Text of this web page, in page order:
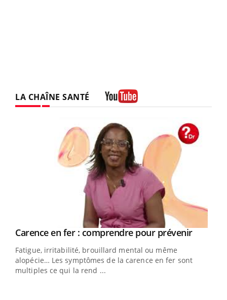
LA CHAÎNE SANTÉ
Youtube
Carence en fer : comprendre pour prévenirYoutube
Fatigue, irritabilité, brouillard mental ou même
alopécie… Les symptômes de la carence en fer sont
multiples ce qui la rend ...